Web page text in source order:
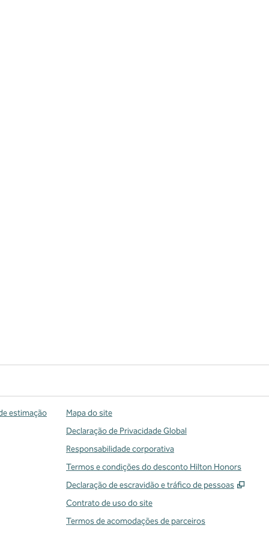
estimação
Mapa do site
Declaração de Privacidade Global
Responsabilidade corporativa
Termos e condições do desconto Hilton Honors
Declaração de escravidão e tráfico de pessoas
,
Contrato de uso do site
Termos de acomodações de parceiros